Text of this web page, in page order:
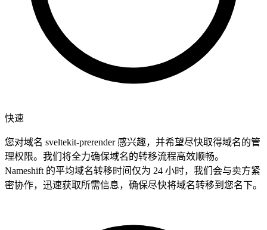
快速
您对域名 sveltekit-prerender 感兴趣，并希望尽快取得域名的管
理权限。我们将全力确保域名的转移流程高效顺畅。
Nameshift 的平均域名转移时间仅为 24 小时，我们会与卖方紧
密协作，迅速获取所需信息，确保尽快将域名转移到您名下。